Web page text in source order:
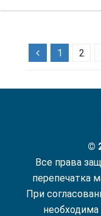
1 2
©
Все права
перепечатка
При
необходима